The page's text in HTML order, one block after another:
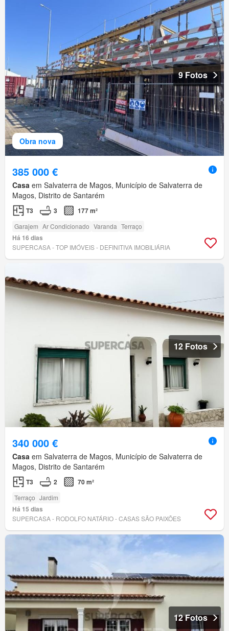
Obra nova
9 Fotos
385 000 €
Casa em Salvaterra de Magos, Município de Salvaterra de
Magos, Distrito de Santarém
T3 3 177 m²
Garajem Ar Condicionado Varanda Terraço
Há 16 dias
SUPERCASA - TOP IMÓVEIS - DEFINITIVA IMOBILIÁRIA
12 Fotos
340 000 €
Casa em Salvaterra de Magos, Município de Salvaterra de
Magos, Distrito de Santarém
T3 2 70 m²
Terraço Jardim
Há 15 dias
SUPERCASA - RODOLFO NATÁRIO - CASAS SÃO PAIXÕES
12 Fotos